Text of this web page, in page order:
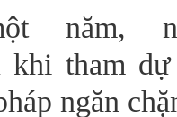
năm,
khi tham
ngăn